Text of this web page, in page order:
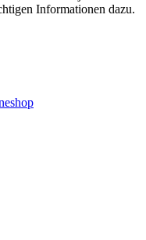
Informationen dazu.